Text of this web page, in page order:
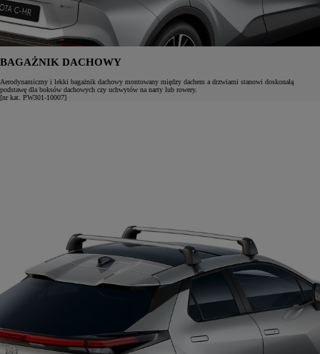
BAGAŻNIK DACHOWY
Aerodynamiczny i lekki bagażnik dachowy montowany między dachem a drzwiami stanowi doskonałą
podstawę dla boksów dachowych czy uchwytów na narty lub rowery.
[nr kat. PW301-10007]